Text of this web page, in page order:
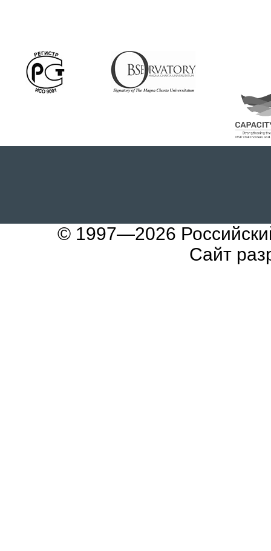
© 1997—2026
Сайт